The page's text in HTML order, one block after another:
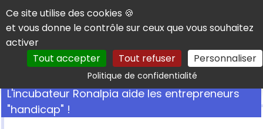
Panneau de gestion des cookies
Ce site utilise des cookies 🍪
et vous donne le contrôle sur ceux que vous souhaitez
activer
Tout accepter
Tout refuser Personnaliser
Politique de confidentialitéRechercher
L'incubateur Ronalpia aide les entrepreneurs
"handicap" !